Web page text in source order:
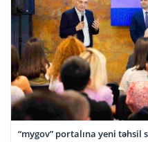
“mygov” portalına yeni təhsil